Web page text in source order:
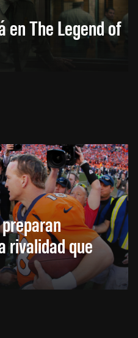
en The Legend of
rivalidad que